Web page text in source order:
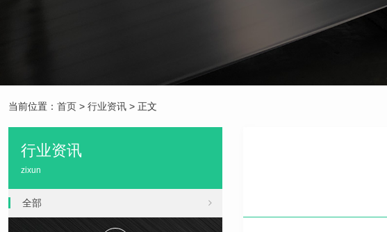
当前位置： 首页 > 行业资讯 > 正文
行业资讯
zixun
全部